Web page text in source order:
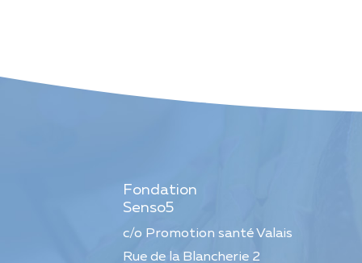
Fondation
Senso5
c/o Promotion santé Valais
Rue de la Blancherie 2